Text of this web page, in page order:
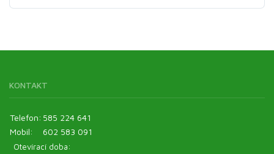
KONTAKT
Telefon: 585 224 641
Mobil:
602 583 091
Otevírací doba: